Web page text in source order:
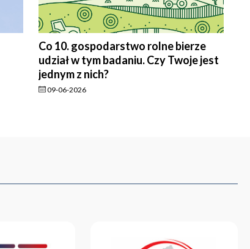
Co 10. gospodarstwo rolne bierze
udział w tym badaniu. Czy Twoje jest
jednym z nich?
09-06-2026